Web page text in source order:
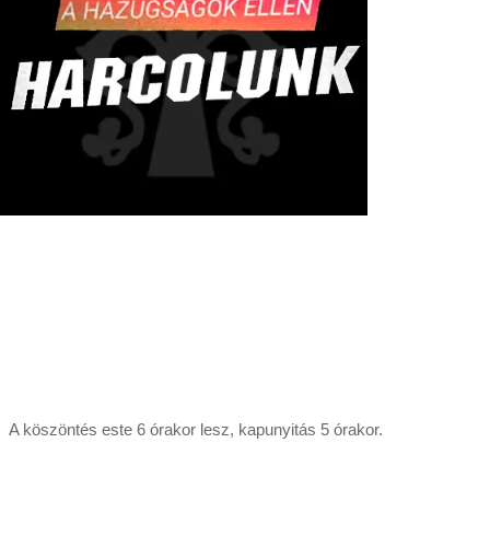
A köszöntés este 6 órakor lesz, kapunyitás 5 órakor.